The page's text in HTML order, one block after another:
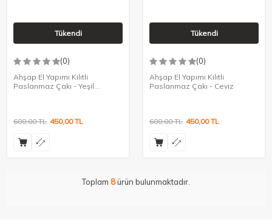
Tükendi
(0)
Ahşap El Yapımı Kilitli
Paslanmaz Çakı - Yeşil
600,00TL 450,00TL
Tükendi
(0)
Ahşap El Yapımı Kilitli
Paslanmaz Çakı - Ceviz
600,00TL 450,00TL
Toplam 8ürün bulunmaktadır.